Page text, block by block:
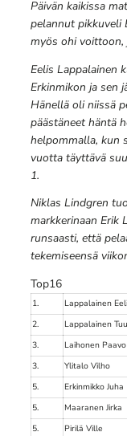
Päivän kaikissa
pelannut pikkuveli
myös ohi
Eelis Lappalainen
Erkinmikon ja sen
Hänellä oli niissä
päästäneet häntä
helpommalla, kun
vuotta täyttävä
1.
Niklas Lindgren
markkerinaan Erik
runsaasti, että
tekemiseensä
Top16
1. Lappalainen
2.
Lappalainen
3.
Laihonen Paavo
3.
Ylitalo Vilho
5.
Erkinmikko Juha
5.
Maaranen Jirka
5.
Pirilä Ville